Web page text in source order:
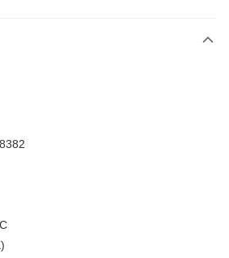
】
品之後才付款」的支付方式。 讓您購物簡單
需綁卡、不需儲值。
訊認證，即可結帳。
後，再付款。
程】
以上)免運費